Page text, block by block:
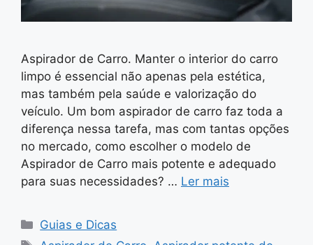
Aspirador de Carro. Manter o interior do carro
limpo é essencial não apenas pela estética,
mas também pela saúde e valorização do
veículo. Um bom aspirador de carro faz toda a
diferença nessa tarefa, mas com tantas opções
no mercado, como escolher o modelo de
Aspirador de Carro mais potente e adequado
para suas necessidades? … Ler mais
Categorias
Guias e Dicas